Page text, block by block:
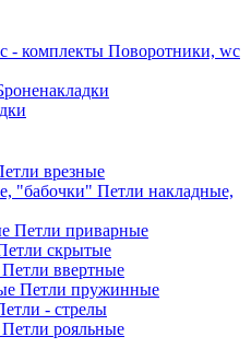
Поворотники, wc
врезные
Петли накладные,
Петли приварные
скрытые
Петли ввертные
Петли пружинные
- стрелы
Петли рояльные